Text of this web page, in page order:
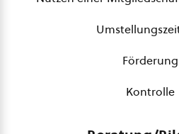
Förderung
Kontrolle